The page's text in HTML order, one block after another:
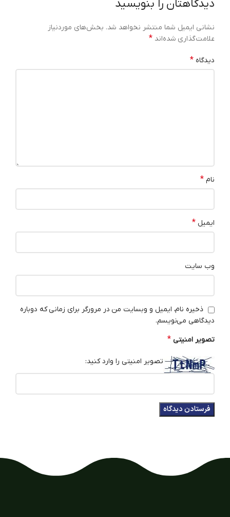
دیدگاهتان را بنویسید
نشانی ایمیل شما منتشر نخواهد شد. بخش‌های موردنیاز
علامت‌گذاری شده‌اند*
دیدگاه *
نام *
ایمیل *
وب‌ سایت
ذخیره نام، ایمیل و وبسایت من در مرورگر برای زمانی که دوباره
دیدگاهی می‌نویسم.
تصویر امنیتی*
تصویر امنیتی را وارد کنید: